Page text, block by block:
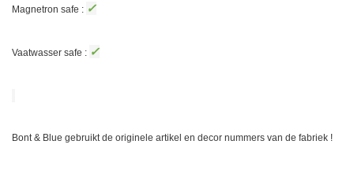
Magnetron safe : ✓
Vaatwasser safe : ✓
Bont & Blue gebruikt de originele artikel en decor nummers van de fabriek !